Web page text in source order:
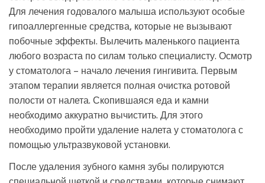
Для лечения годовалого малыша используют особые
гипоаллергенные средства, которые не вызывают
побочные эффекты. Вылечить маленького пациента
любого возраста по силам только специалисту. Осмотр
у стоматолога – начало лечения гингивита. Первым
этапом терапии является полная очистка ротовой
полости от налета. Скопившаяся еда и камни
необходимо аккуратно вычистить. Для этого
необходимо пройти удаление налета у стоматолога с
помощью ультразвуковой установки.
После удаления зубного камня зубы полируются